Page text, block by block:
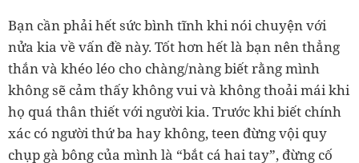
Bạn cần phải hết sức bình tĩnh khi nói chuyện với
nửa kia về vấn đề này. Tốt hơn hết là bạn nên thẳng
thắn và khéo léo cho chàng/nàng biết rằng mình
không sẽ cảm thấy không vui và không thoải mái khi
họ quá thân thiết với người kia. Trước khi biết chính
xác có người thứ ba hay không, teen đừng vội quy
chụp gà bông của mình là “bắt cá hai tay”, đừng cố